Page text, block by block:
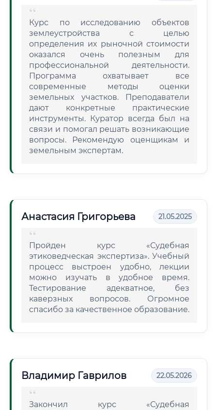
Курс по исследованию объектов
землеустройства с целью
определения их рыночной стоимости
оказался очень полезным для
профессиональной деятельности.
Программа охватывает все
современные методы оценки
земельных участков. Преподаватели
дают конкретные практические
инструменты. Куратор всегда был на
связи и помогал решать возникающие
вопросы. Рекомендую оценщикам и
земельным экспертам.
Анастасия Григорьева 21.05.2025
Пройден курс «Судебная
этиковедческая экспертиза». Учебный
процесс выстроен удобно, лекции
можно изучать в удобное время.
Тестирование адекватное, без
каверзных вопросов. Огромное
спасибо за качественное образование.
Владимир Гаврилов 22.05.2026
Закончил курс «Судебная